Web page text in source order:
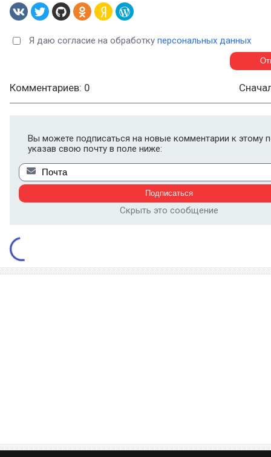
Я даю согласие на обработку персональных данных
Комментариев: 0
Вы можете подписаться на новые комментарии к этому
указав свою почту в поле ниже:
Скрыть это сообщение